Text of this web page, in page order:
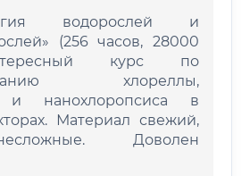
водорослей и
(256 часов, 28000
курс по
хлореллы,
и нанохлоропсиса в
Материал свежий,
Доволен